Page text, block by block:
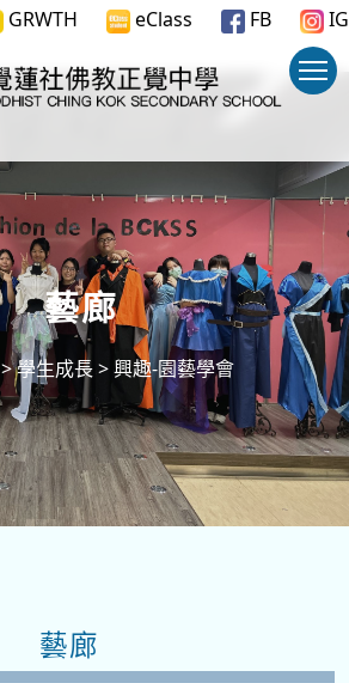
GRWTH eClass FB IG
藝廊
>學生成長 > 興趣-園藝學會
藝廊